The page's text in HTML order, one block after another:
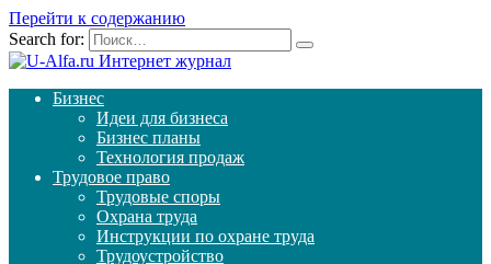
Перейти к содержанию
Search for:
Бизнес
Идеи для бизнеса
Бизнес планы
Технология продаж
Трудовое право
Трудовые споры
Охрана труда
Инструкции по охране труда
Трудоустройство